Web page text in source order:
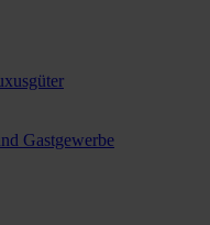
Gastgewerbe